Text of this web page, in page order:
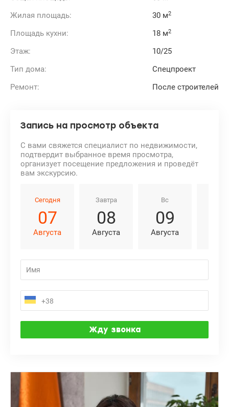
Жилая площадь: 30 м2
Площадь кухни: 18 м2
Этаж:
10/25
Тип дома:
Спецпроект
Ремонт:
После строителей
Запись на просмотр объекта
С вами свяжется специалист по недвижимости,
подтвердит выбранное время просмотра,
организует посещение предложения и проведёт
вам экскурсию.
Сегодня
07
Августа
Завтра
08
Августа
Вс
09
Августа